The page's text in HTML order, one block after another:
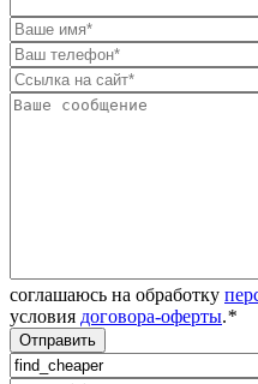
соглашаюсь на обработку
условия договора-оферты.*